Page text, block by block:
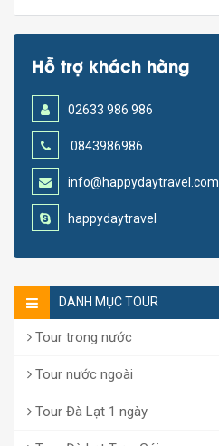
Hỗ trợ khách hàng
02633 986 986
0843986986
info@happydaytravel.com
happydaytravel
DANH MỤC TOUR
Tour trong nước
Tour nước ngoài
Tour Đà Lạt 1 ngày